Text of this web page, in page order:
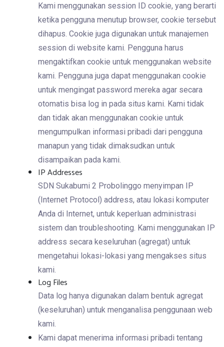
Kami menggunakan session ID cookie, yang berarti
ketika pengguna menutup browser, cookie tersebut
dihapus. Cookie juga digunakan untuk manajemen
session di website kami. Pengguna harus
mengaktifkan cookie untuk menggunakan website
kami. Pengguna juga dapat menggunakan cookie
untuk mengingat password mereka agar secara
otomatis bisa log in pada situs kami. Kami tidak
dan tidak akan menggunakan cookie untuk
mengumpulkan informasi pribadi dari pengguna
manapun yang tidak dimaksudkan untuk
disampaikan pada kami.
IP Addresses
SDN Sukabumi 2 Probolinggo menyimpan IP
(Internet Protocol) address, atau lokasi komputer
Anda di Internet, untuk keperluan administrasi
sistem dan troubleshooting. Kami menggunakan IP
address secara keseluruhan (agregat) untuk
mengetahui lokasi-lokasi yang mengakses situs
kami.
Log Files
Data log hanya digunakan dalam bentuk agregat
(keseluruhan) untuk menganalisa penggunaan web
kami.
Kami dapat menerima informasi pribadi tentang